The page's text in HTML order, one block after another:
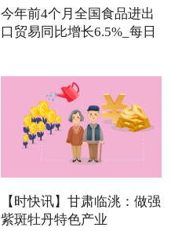
今年前4个月全国食品进出
口贸易同比增长6.5%_每日
【时快讯】甘肃临洮：做强
紫斑牡丹特色产业